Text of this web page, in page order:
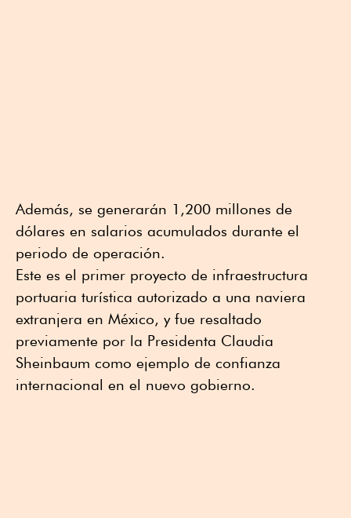
Además, se generarán 1,200 millones de
dólares en salarios acumulados durante el
periodo de operación.
Este es el primer proyecto de infraestructura
portuaria turística autorizado a una naviera
extranjera en México, y fue resaltado
previamente por la Presidenta Claudia
Sheinbaum como ejemplo de confianza
internacional en el nuevo gobierno.